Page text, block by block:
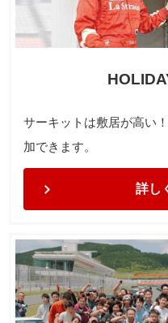
サーキットは敷居が高い
加できます。
詳し